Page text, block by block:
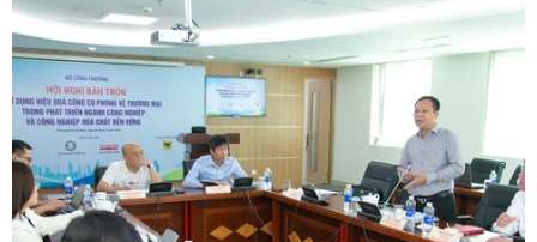
Dự báo sâu, cảnh báo sớm thiên tai:
‘Vaccine’ an toàn cho mọi người
23/03/2023 01:21
Theo chuyên gia khí tượng, dự báo sâu, cảnh báo sớm